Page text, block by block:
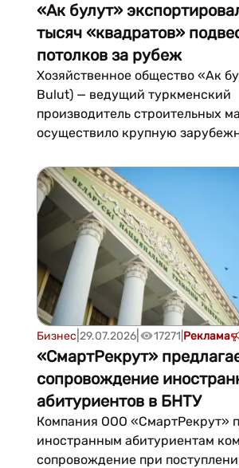
«Ак булут»
тысяч «квадратов»
потолков за рубеж
Хозяйственное общество «Ак
Bulut) — ведущий туркменский
производитель строительных
осуществило крупную
подвесных потолочных систем
масштабных международных
установив очередной рекорд в
экспортной программе....
Бизнес 29.07.2026| 17271 Реклама
«СмартРекрут»
сопровождение
абитуриентов в БНТУ
Компания ООО «СмартРекрут»
иностранным абитуриентам
сопровождение при